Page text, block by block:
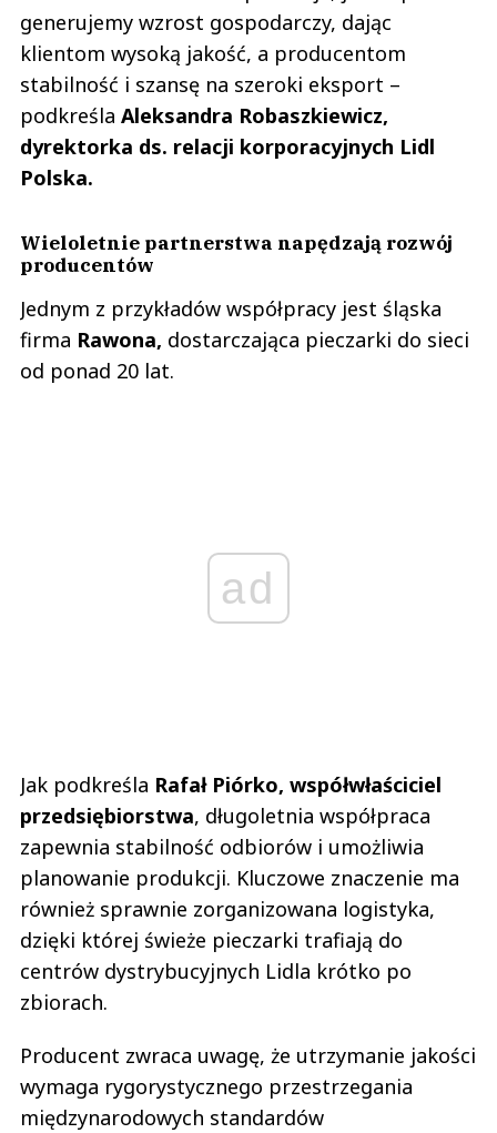
generujemy wzrost gospodarczy, dając
klientom wysoką jakość, a producentom
stabilność i szansę na szeroki eksport –
podkreśla Aleksandra Robaszkiewicz,
dyrektorka ds. relacji korporacyjnych Lidl
Polska.
Wieloletnie partnerstwa napędzają rozwój
producentów
Jednym z przykładów współpracy jest śląska
firma Rawona, dostarczająca pieczarki do sieci
od ponad 20 lat.
ad
Jak podkreśla Rafał Piórko, współwłaściciel
przedsiębiorstwa, długoletnia współpraca
zapewnia stabilność odbiorów i umożliwia
planowanie produkcji. Kluczowe znaczenie ma
również sprawnie zorganizowana logistyka,
dzięki której świeże pieczarki trafiają do
centrów dystrybucyjnych Lidla krótko po
zbiorach.
Producent zwraca uwagę, że utrzymanie jakości
wymaga rygorystycznego przestrzegania
międzynarodowych standardów